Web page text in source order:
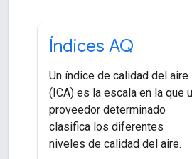
Índices AQ
Un índice de calidad del aire
(ICA) es la escala en la que
proveedor determinado
clasifica los diferentes
niveles de calidad del aire.